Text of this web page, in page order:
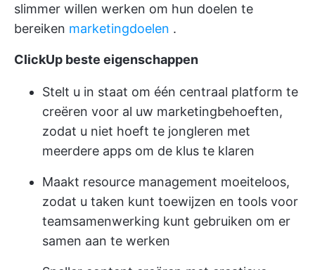
slimmer willen werken om hun doelen te
bereiken marketingdoelen .
ClickUp beste eigenschappen
Stelt u in staat om één centraal platform te
creëren voor al uw marketingbehoeften,
zodat u niet hoeft te jongleren met
meerdere apps om de klus te klaren
Maakt resource management moeiteloos,
zodat u taken kunt toewijzen en tools voor
teamsamenwerking kunt gebruiken om er
samen aan te werken